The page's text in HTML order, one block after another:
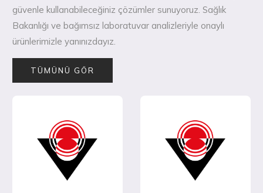
güvenle kullanabileceğiniz çözümler sunuyoruz. Sağlık
Bakanlığı ve bağımsız laboratuvar analizleriyle onaylı
ürünlerimizle yanınızdayız.
TÜMÜNÜ GÖR